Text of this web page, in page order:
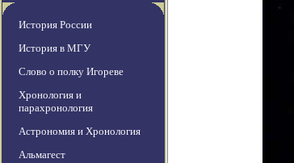
История России
История в МГУ
Слово о полку Игореве
Хронология и
парахронология
Астрономия и Хронология
Альмагест